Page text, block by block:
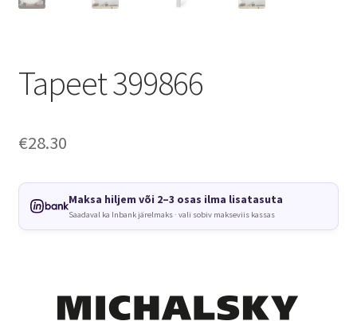
Tapeet 399866
€28.30
Maksa hiljem või 2–3 osas ilma lisatasuta
Saadaval ka Inbank järelmaks · vali sobiv makseviis kassas